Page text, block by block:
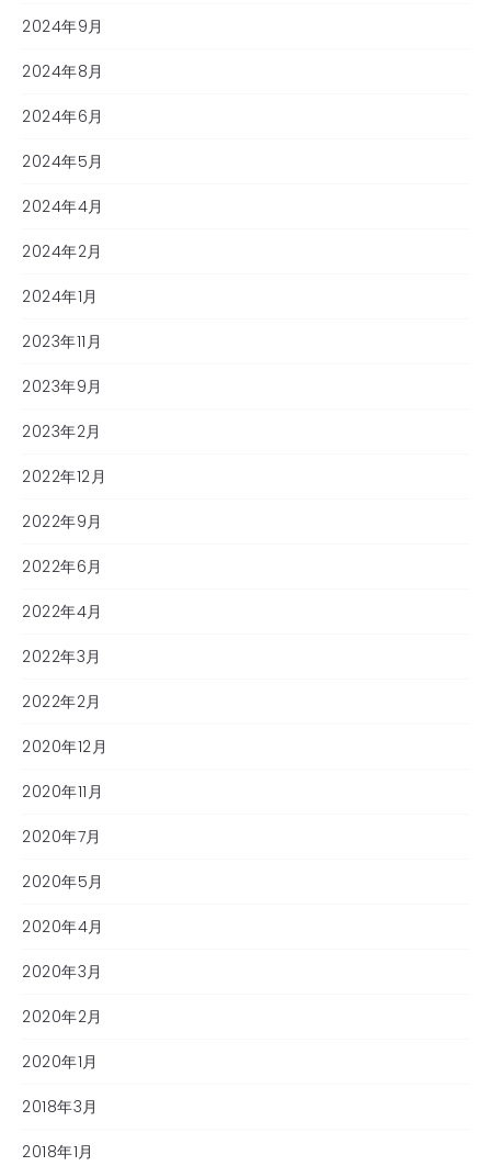
2024年9月
2024年8月
2024年6月
2024年5月
2024年4月
2024年2月
2024年1月
2023年11月
2023年9月
2023年2月
2022年12月
2022年9月
2022年6月
2022年4月
2022年3月
2022年2月
2020年12月
2020年11月
2020年7月
2020年5月
2020年4月
2020年3月
2020年2月
2020年1月
2018年3月
2018年1月